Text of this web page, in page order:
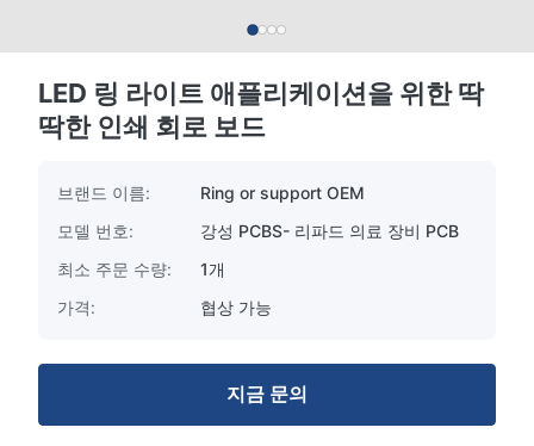
LED 링 라이트 애플리케이션을 위한 딱
딱한 인쇄 회로 보드
브랜드 이름:
Ring or support OEM
모델 번호:
강성 PCBS- 리파드 의료 장비 PCB
최소 주문 수량:
1개
가격:
협상 가능
지금 문의